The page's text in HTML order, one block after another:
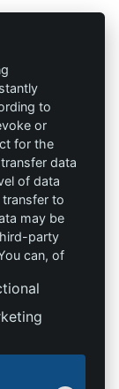
to
or
for the
data
of data
to
may be
party
can, of